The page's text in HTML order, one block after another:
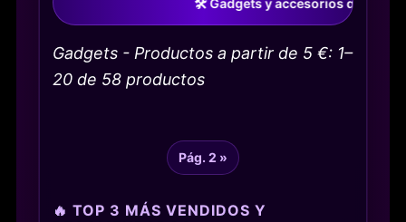
Gadgets - Productos a partir de 5 €: 1–
20 de 58 productos
Pág. 2 »
🔥 TOP 3 MÁS VENDIDOS Y